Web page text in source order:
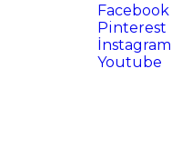
Facebook
Pinterest
İnstagram
Youtube